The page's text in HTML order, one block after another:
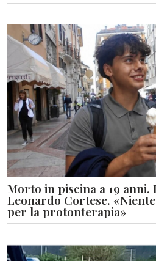
Morto in piscina a 19
Leonardo Cortese.
per la protonterapia»